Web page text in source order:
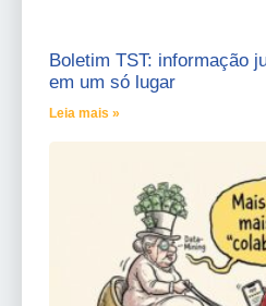
Boletim TST: informação
em um só lugar
Leia mais »